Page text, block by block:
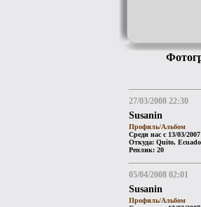
27/03/2008 22:30
Susanin
Профиль/Альбом
Среди нас с 13/03/2007
Откуда: Quito,
Реплик: 20
05/04/2008 02:01
Susanin
Профиль/Альбом